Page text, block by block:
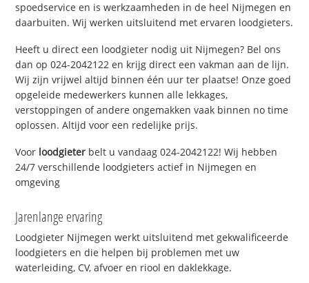
spoedservice en is werkzaamheden in de heel Nijmegen en
daarbuiten. Wij werken uitsluitend met ervaren loodgieters.
Heeft u direct een loodgieter nodig uit Nijmegen? Bel ons
dan op 024-2042122 en krijg direct een vakman aan de lijn.
Wij zijn vrijwel altijd binnen één uur ter plaatse! Onze goed
opgeleide medewerkers kunnen alle lekkages,
verstoppingen of andere ongemakken vaak binnen no time
oplossen. Altijd voor een redelijke prijs.
Voor loodgieter belt u vandaag 024-2042122! Wij hebben
24/7 verschillende loodgieters actief in Nijmegen en
omgeving
Jarenlange ervaring
Loodgieter Nijmegen werkt uitsluitend met gekwalificeerde
loodgieters en die helpen bij problemen met uw
waterleiding, CV, afvoer en riool en daklekkage.